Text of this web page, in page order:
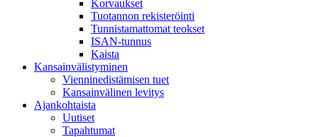
Korvaukset
Tuotannon rekisteröinti
Tunnistamattomat teokset
ISAN-tunnus
Kaista
Kansainvälistyminen
Vienninedistämisen tuet
Kansainvälinen levitys
Ajankohtaista
Uutiset
Tapahtumat